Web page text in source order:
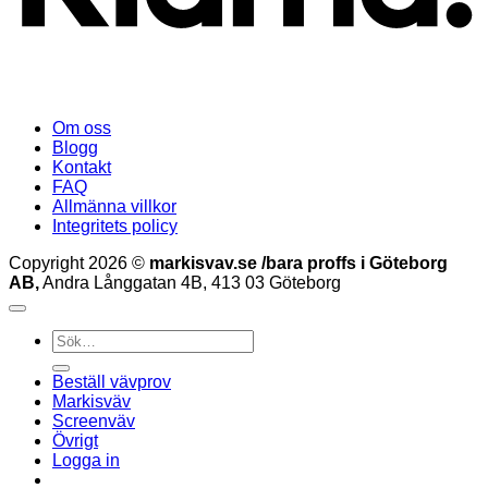
Om oss
Blogg
Kontakt
FAQ
Allmänna villkor
Integritets policy
Copyright 2026 © markisvav.se /bara proffs i Göteborg
AB,Andra Långgatan 4B, 413 03 Göteborg
Sök
efter:
Beställ vävprov
Markisväv
Screenväv
Övrigt
Logga in